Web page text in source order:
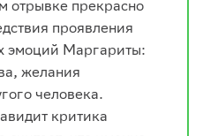
отрывке прекрасно
проявления
эмоций Маргариты:
желания
человека.
критика